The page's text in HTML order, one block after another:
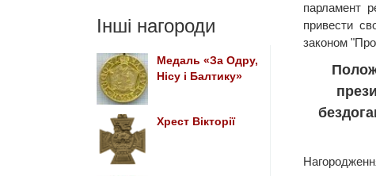
парламент
привести
законом
Інші нагороди
Медаль «За Одру,
Нісу і Балтику»
Хрест Вікторії